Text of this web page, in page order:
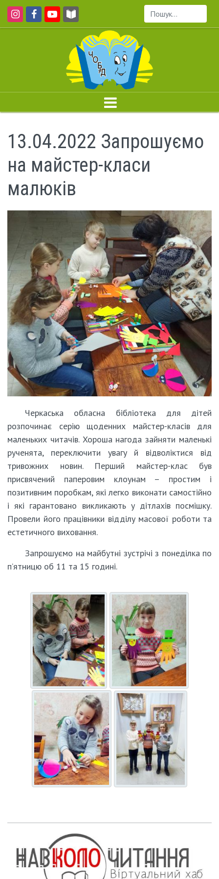
Пошук...
13.04.2022 Запрошуємо
на майстер-класи
малюків
Черкаська обласна бібліотека для дітей
розпочинає серію щоденних майстер-класів для
маленьких читачів. Хороша нагода зайняти маленькі
рученята, переключити увагу й відволіктися від
тривожних новин. Перший майстер-клас був
присвячений паперовим клоунам – простим і
позитивним поробкам, які легко виконати самостійно
і які гарантовано викликають у дітлахів посмішку.
Провели його працівники відділу масової роботи та
естетичного виховання.
Запрошуємо на майбутні зустрічі з понеділка по
п’ятницю об 11 та 15 годині.